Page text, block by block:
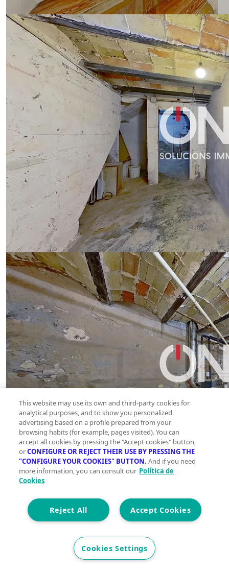
This website may use its own and third-party cookies for
analytical purposes, and to show you personalized
advertising based on a profile prepared from your
browsing habits (for example, pages visited). You can
accept all cookies by pressing the "Accept cookies" button,
orCONFIGURE OR REJECT THEIR USE BY PRESSING THE
"CONFIGURE YOUR COOKIES" BUTTON. And if you need
more information, you can consult our Política de
Cookies
Accept Cookies
Reject All
Cookies Settings